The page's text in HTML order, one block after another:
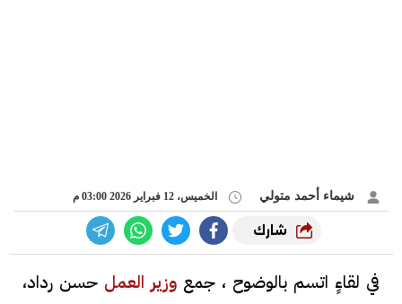
شيماء أحمد متولي الخميس، 12 فبراير 2026 03:00 م
شارك
في لقاءٍ اتسم بالوضوح ، جمع وزير العمل حسن رداد،